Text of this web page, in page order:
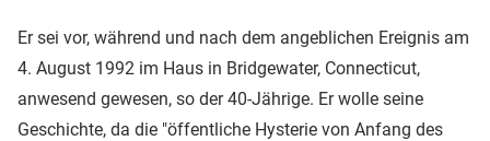
Er sei vor, während und nach dem angeblichen Ereignis am
4. August 1992 im Haus in Bridgewater, Connecticut,
anwesend gewesen, so der 40-Jährige. Er wolle seine
Geschichte, da die "öffentliche Hysterie von Anfang des